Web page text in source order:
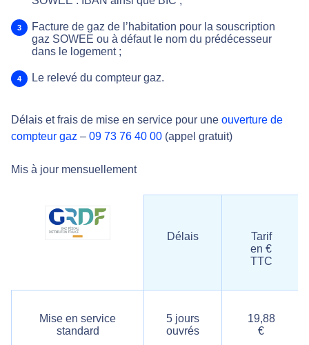
Facture de gaz de l’habitation pour la souscription
gaz SOWEE ou à défaut le nom du prédécesseur
dans le logement ;
Le relevé du compteur gaz.
Délais et frais de mise en service pour une ouverture de
compteur gaz – 09 73 76 40 00 (appel gratuit)
Mis à jour mensuellement
Délais
Tarif
en €
TTC
Mise en service
standard
5 jours
ouvrés
19,88
€